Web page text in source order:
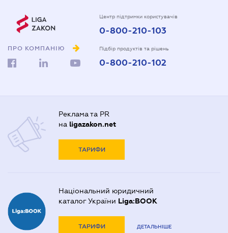
ПРО КОМПАНІЮ
Центр підтримки користувачів
0-800-210-103
Підбір продуктів та рішень
0-800-210-102
Реклама та PR
на ligazakon.net
ТАРИФИ
Національний юридичний
каталог України Liga:BOOK
ТАРИФИ ДЕТАЛЬНІШЕ